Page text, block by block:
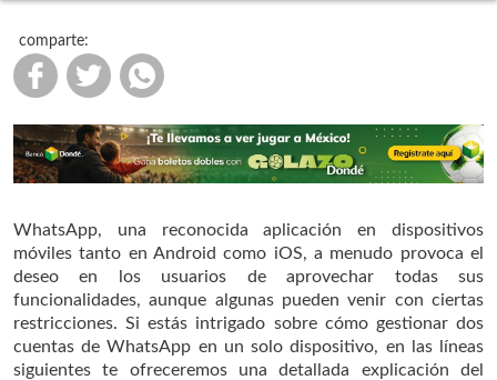
comparte:
WhatsApp, una reconocida aplicación en dispositivos
móviles tanto en Android como iOS, a menudo provoca el
deseo en los usuarios de aprovechar todas sus
funcionalidades, aunque algunas pueden venir con ciertas
restricciones. Si estás intrigado sobre cómo gestionar dos
cuentas de WhatsApp en un solo dispositivo, en las líneas
siguientes te ofreceremos una detallada explicación del